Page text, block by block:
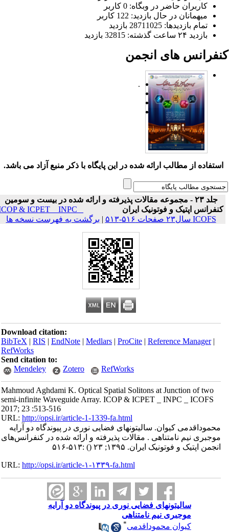
کاربران حاضر در وبگاه: 0 کاربر
میهمانان در حال بازدید: 122 کاربر
تمام بازدید‌ها: 28711025 بازدید
بازدید ۲۴ ساعت گذشته: 32815 بازدید
های انجمن
.
استفاده از مطالب ارائه شده در این پایگاه با ذکر منبع آزاد می باشد.
جلد ۲۳ - مجموعه مقالات پذیرفته و ارائه شده در بیست و سومین
کنفرانس اپتیک و فوتونیک ایران
ICOP & ICPET _ INPC _
ICOFS سال۲۳ صفحات ۵۱۶-۵۱۳
|برگشت به فهرست نسخه ها
Download citation:
BibTeX|RIS|EndNote|Medlars|ProCite|Reference Manager
RefWorks
Send citation to:
Mendeley
Zotero RefWorks
Mahmoud Aghdami K. Optical Spatial Solitons at Junction of two
semi-infinite Waveguide Array. ICOP & ICPET _ INPC _ ICOFS
2017; 23 :513-516
URL:http://opsi.ir/article-1-1339-fa.html
محموداقدمی کیوان. سالیتونهای فضایی نوری در پیوندگاه دو آرایه
موجبری نیم نامتناهی . مقالات پذیرفته و ارائه شده در کنفرانس‌های
انجمن اپتیک و فوتونیک ایران. ۱۳۹۵; ۲۳
() :۵۱۳-۵۱۶
URL:http://opsi.ir/article-۱-۱۳۳۹-fa.html
سالیتونهای فضایی نوری در پیوندگاه دو آرایه
موجبری نیم نامتناهی
کیوان محموداقدمی